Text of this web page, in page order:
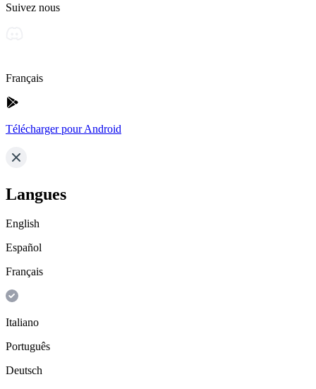
Suivez nous
Français
Télécharger pour Android
Langues
English
Español
Français
Italiano
Português
Deutsch